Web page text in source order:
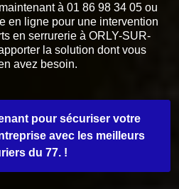
à 01 86 98 34 05 ou
en ligne pour une intervention
en serrurerie à ORLY-SUR-
la solution dont vous
avez besoin.
pour sécuriser votre
avec les meilleurs
du 77. !